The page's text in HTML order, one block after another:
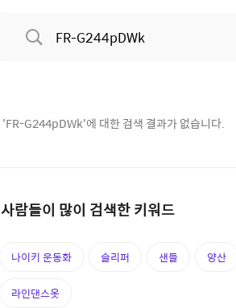
'FR-G244pDWk'에 대한 검색 결과가 없습니다.
사람들이 많이 검색한 키워드
나이키 운동화 슬리퍼 샌들 양산
라인댄스옷